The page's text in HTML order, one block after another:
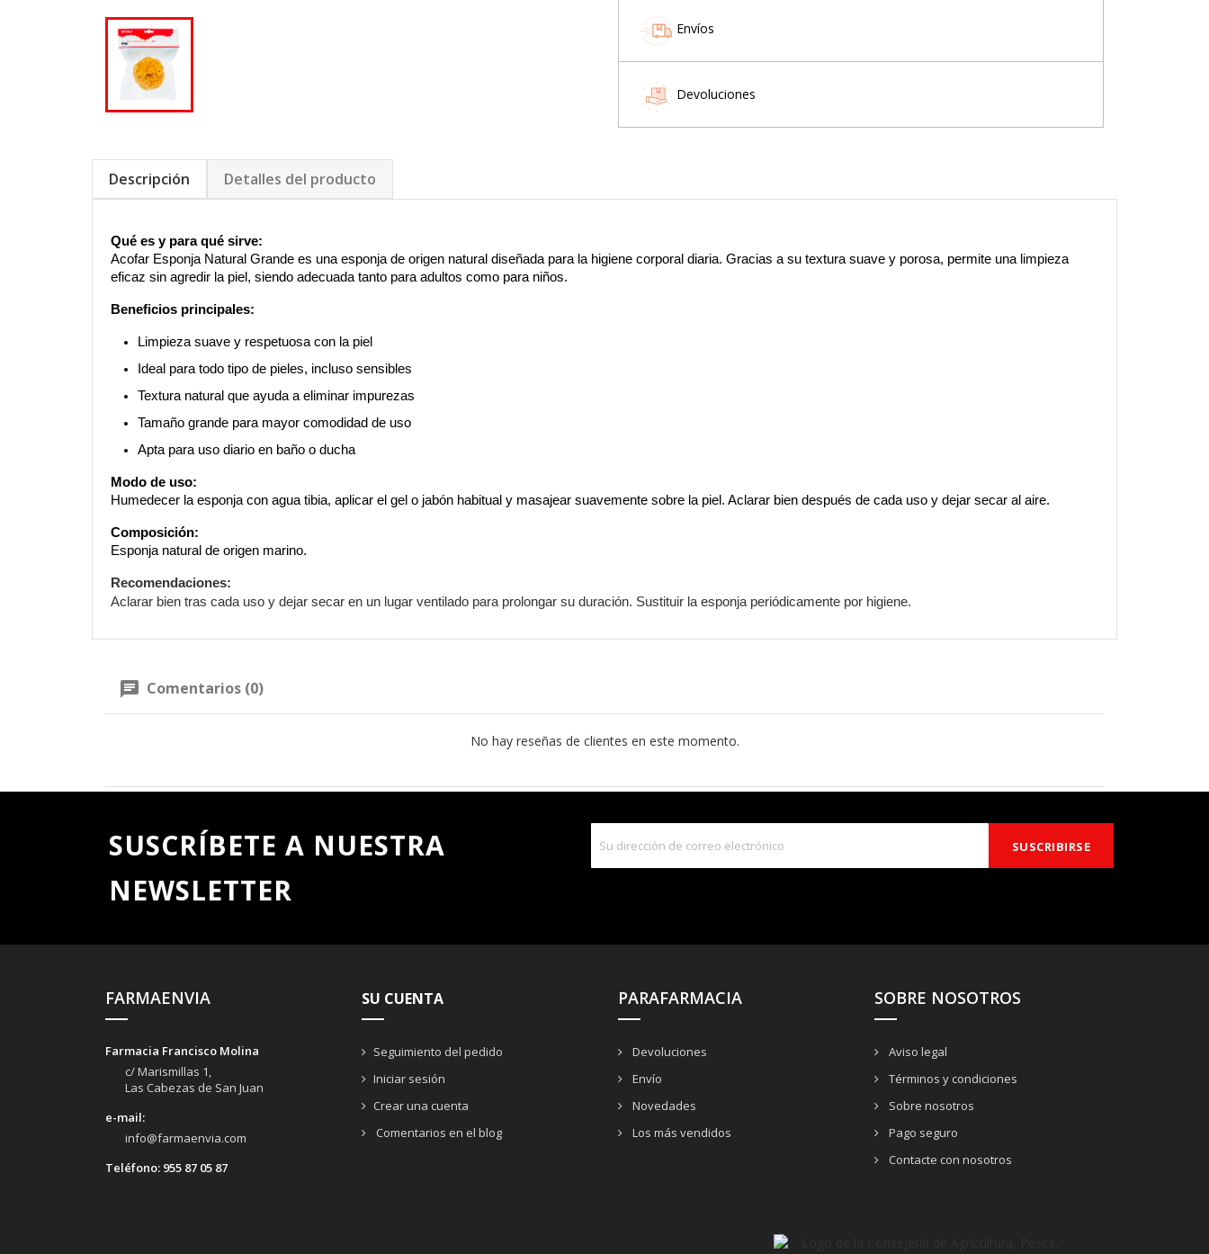
Envíos
Devoluciones
Descripción Detalles del producto
Qué es y para qué sirve:
Acofar Esponja Natural Grande es una esponja de origen natural diseñada para la higiene corporal diaria. Gracias a su textura suave y porosa, permite una limpieza
eficaz sin agredir la piel, siendo adecuada tanto para adultos como para niños.
Beneficios principales:
Limpieza suave y respetuosa con la piel
Ideal para todo tipo de pieles, incluso sensibles
Textura natural que ayuda a eliminar impurezas
Tamaño grande para mayor comodidad de uso
Apta para uso diario en baño o ducha
Modo de uso:
Humedecer la esponja con agua tibia, aplicar el gel o jabón habitual y masajear suavemente sobre la piel. Aclarar bien después de cada uso y dejar secar al aire.
Composición:
Esponja natural de origen marino.
Recomendaciones:
Aclarar bien tras cada uso y dejar secar en un lugar ventilado para prolongar su duración. Sustituir la esponja periódicamente por higiene.
Comentarios (0)
No hay reseñas de clientes en este momento.
SUSCRÍBETE A NUESTRA
NEWSLETTER
FARMAENVIA
Farmacia Francisco Molina
c/ Marismillas 1,
Las Cabezas de San Juan
e-mail:
info@farmaenvia.com
Teléfono: 955 87 05 87
SU CUENTA
Seguimiento del pedido
Iniciar sesión
Crear una cuenta
Comentarios en el blog
PARAFARMACIA
Devoluciones
Envío
Novedades
Los más vendidos
SOBRE NOSOTROS
Aviso legal
Términos y condiciones
Sobre nosotros
Pago seguro
Contacte con nosotros